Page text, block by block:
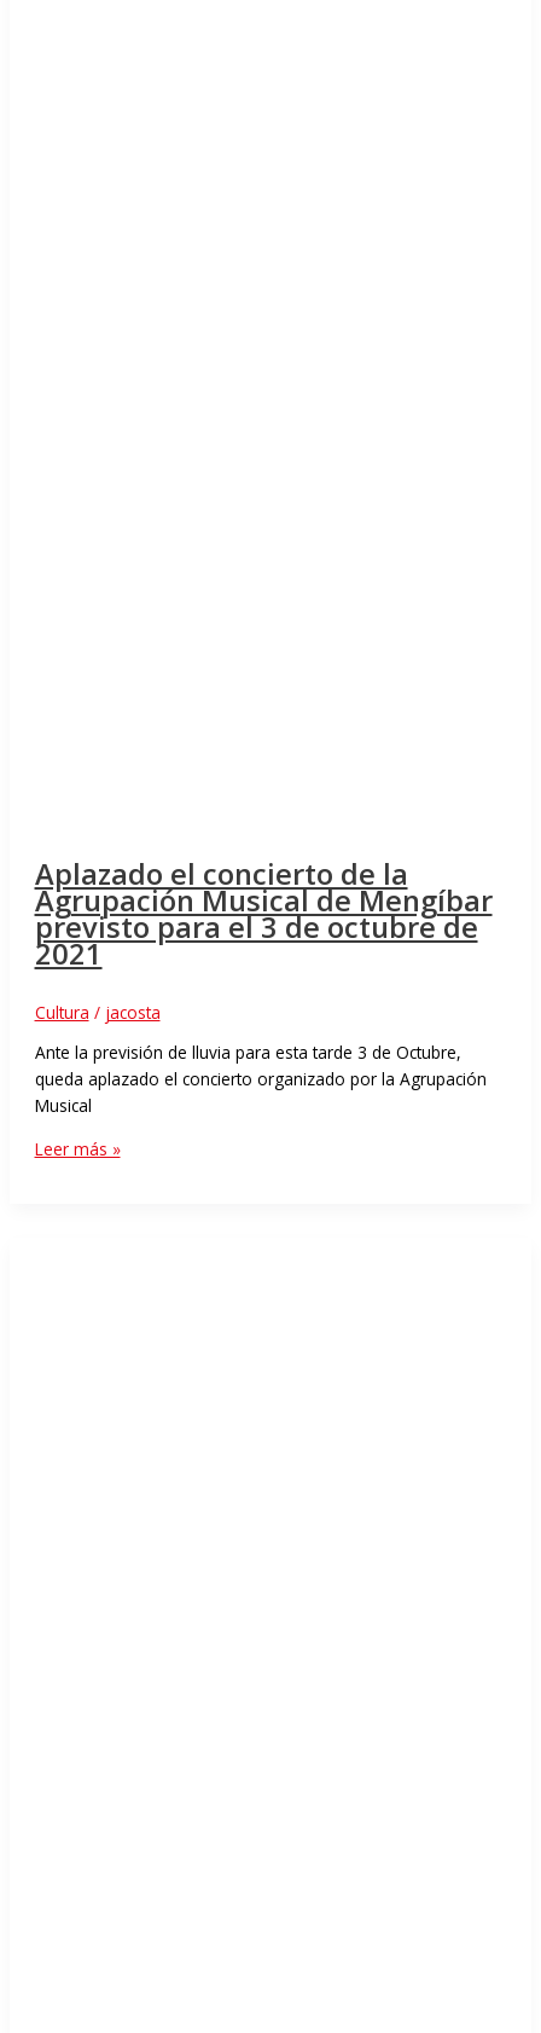
Aplazado el concierto de la
Agrupación Musical de Mengíbar
previsto para el 3 de octubre de
2021
Cultura / jacosta
Ante la previsión de lluvia para esta tarde 3 de Octubre,
queda aplazado el concierto organizado por la Agrupación
Musical
Leer más »